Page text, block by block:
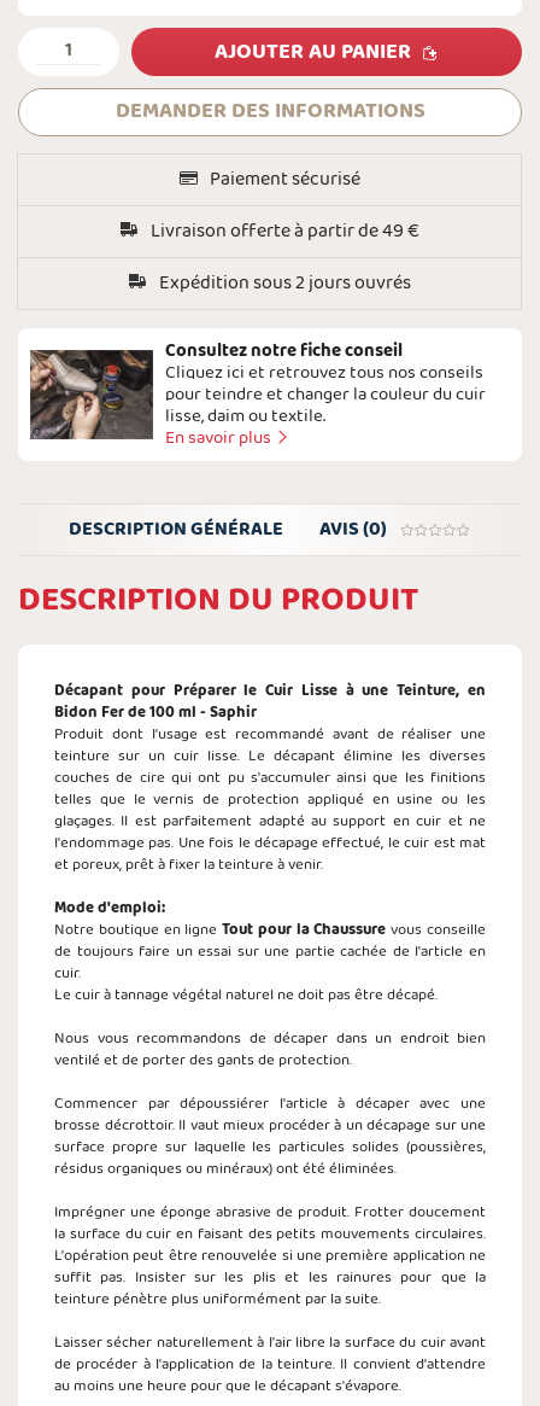
AJOUTER AU PANIER
DEMANDER DES INFORMATIONS
Paiement sécurisé
Livraison offerte à partir de 49 €
Expédition sous 2 jours ouvrés
Consultez notre fiche conseil
Cliquez ici et retrouvez tous nos conseils
pour teindre et changer la couleur du cuir
lisse, daim ou textile.
En savoir plus
DESCRIPTION GÉNÉRALE AVIS (0)
DESCRIPTION DU PRODUIT
Décapant pour Préparer le Cuir Lisse à une Teinture, en
Bidon Fer de 100 ml - Saphir
Produit dont l'usage est recommandé avant de réaliser une
teinture sur un cuir lisse. Le décapant élimine les diverses
couches de cire qui ont pu s'accumuler ainsi que les finitions
telles que le vernis de protection appliqué en usine ou les
glaçages. Il est parfaitement adapté au support en cuir et ne
l'endommage pas. Une fois le décapage effectué, le cuir est mat
et poreux, prêt à fixer la teinture à venir.
Mode d'emploi:
Notre boutique en ligneTout pour la Chaussurevous conseille
de toujours faire un essai sur une partie cachée de l'article en
cuir.
Le cuir à tannage végétal naturel ne doit pas être décapé.
Nous vous recommandons de décaper dans un endroit bien
ventilé et de porter des gants de protection.
Commencer par dépoussiérer l'article à décaper avec une
brosse décrottoir. Il vaut mieux procéder à un décapage sur une
surface propre sur laquelle les particules solides (poussières,
résidus organiques ou minéraux) ont été éliminées.
Imprégner une éponge abrasive de produit. Frotter doucement
la surface du cuir en faisant des petits mouvements circulaires.
L'opération peut être renouvelée si une première application ne
suffit pas. Insister sur les plis et les rainures pour que la
teinture pénètre plus uniformément par la suite.
Laisser sécher naturellement à l'air libre la surface du cuir avant
de procéder à l'application de la teinture. Il convient d'attendre
au moins une heure pour que le décapant s'évapore.